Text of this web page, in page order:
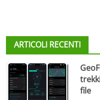
ARTICOLI RECENTI
file